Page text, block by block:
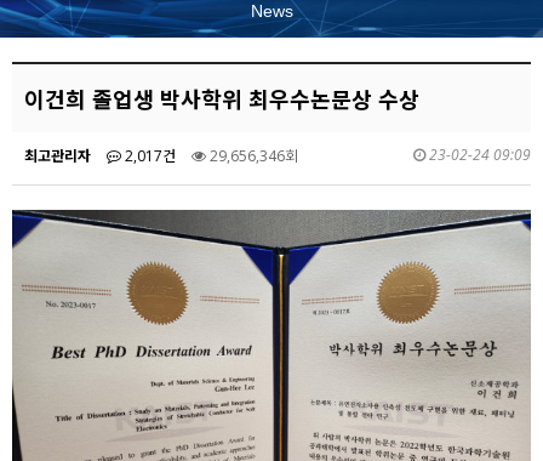
News
이건희 졸업생 박사학위 최우수논문상 수상
최고관리자 2,017건 29,656,346회 23-02-24 09:09